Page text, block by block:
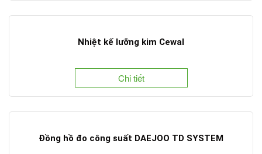
Nhiệt kế lưỡng kim Cewal
Chi tiết
Đồng hồ đo công suất DAEJOO TD SYSTEM